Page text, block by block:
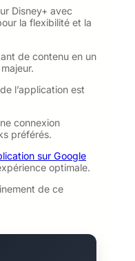
Disney+ avec
la flexibilité et la
de contenu en un
l’application est
connexion
préférés.
sur Google
optimale.
de ce